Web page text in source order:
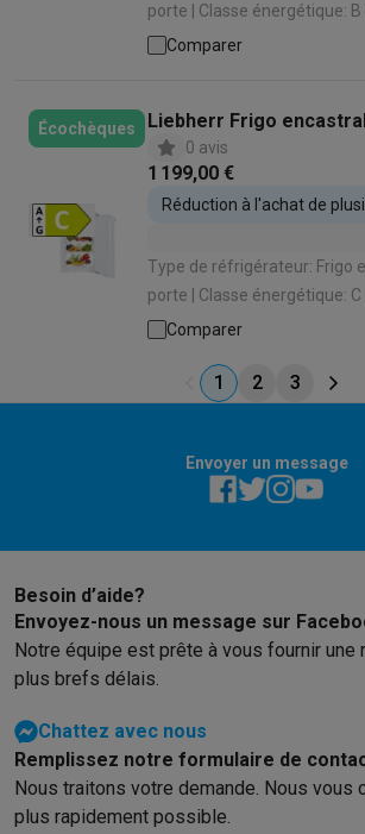
porte | Classe énergétique: B | Capacité totale:
191 L | Hauteur
Comparer
Écochèques Liebherr Frigo
0 avis
1 199,00 €
Réduction à l'achat de
Type de réfrigérateur: Frigo
porte | Classe énergétique: C | Capacité totale:
87 L | Hauteur
Système de
Comparer
1 2 3
Envoyer un message
Besoin d’aide?
Envoyez-nous un message sur
Notre équipe est prête à vous fournir une
plus brefs délais.
Chattez avec nous
Remplissez notre formulaire de
Nous traitons votre demande. Nous vous
plus rapidement possible.